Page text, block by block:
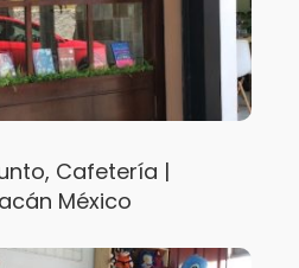
Cafetería |
México